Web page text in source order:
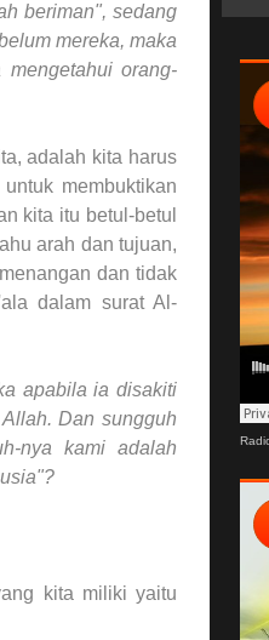
beriman", sedang
mereka, maka
orang-
adalah kita harus
membuktikan
kita itu betul-betul
arah dan tujuan,
dan tidak
dalam surat Al-
apabila ia disakiti
Dan sungguh
nya kami adalah
kita miliki yaitu